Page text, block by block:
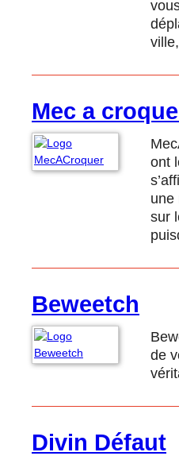
Mec a
ont
une
sur
Beweetch
de
Divin Défaut